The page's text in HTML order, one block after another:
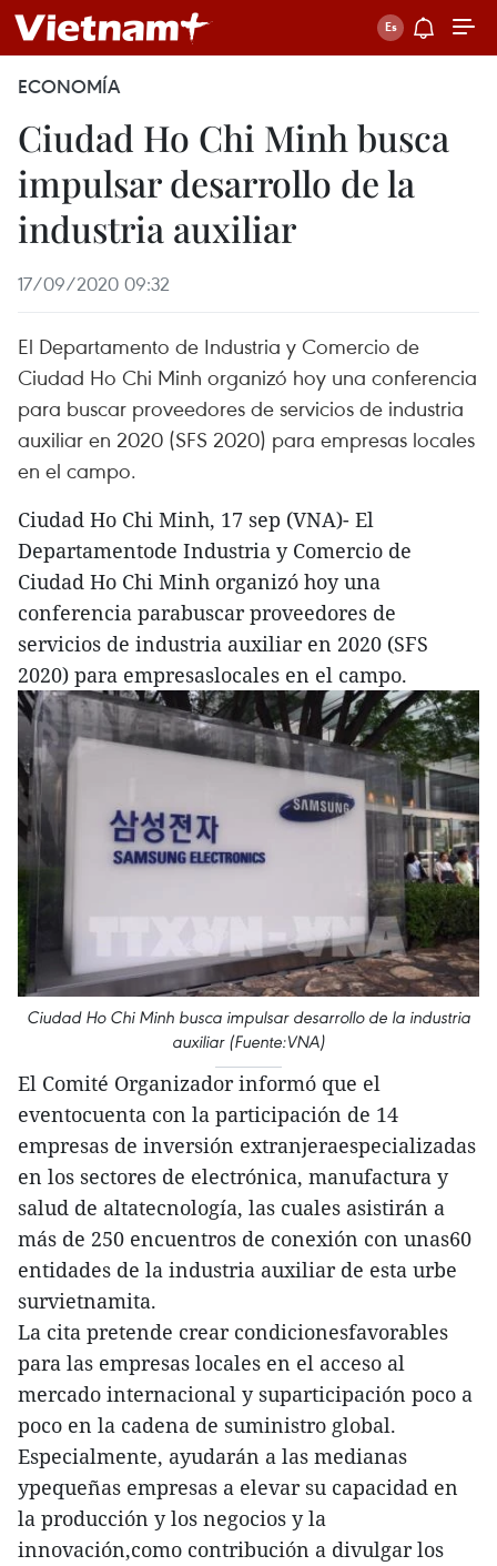
ECONOMÍA
Ciudad Ho Chi Minh busca
impulsar desarrollo de la
industria auxiliar
17/09/2020 09:32
El Departamento de Industria y Comercio de
Ciudad Ho Chi Minh organizó hoy una conferencia
para buscar proveedores de servicios de industria
auxiliar en 2020 (SFS 2020) para empresas locales
en el campo.
Ciudad Ho Chi Minh, 17 sep (VNA)- El
Departamentode Industria y Comercio de
Ciudad Ho Chi Minh organizó hoy una
conferencia parabuscar proveedores de
servicios de industria auxiliar en 2020 (SFS
2020) para empresaslocales en el campo.
Ciudad Ho Chi Minh busca impulsar desarrollo de la industria
auxiliar (Fuente:VNA)
El Comité Organizador informó que el
eventocuenta con la participación de 14
empresas de inversión extranjeraespecializadas
en los sectores de electrónica, manufactura y
salud de altatecnología, las cuales asistirán a
más de 250 encuentros de conexión con unas60
entidades de la industria auxiliar de esta urbe
survietnamita.
La cita pretende crear condicionesfavorables
para las empresas locales en el acceso al
mercado internacional y suparticipación poco a
poco en la cadena de suministro global.
Especialmente, ayudarán a las medianas
ypequeñas empresas a elevar su capacidad en
la producción y los negocios y la
innovación,como contribución a divulgar los